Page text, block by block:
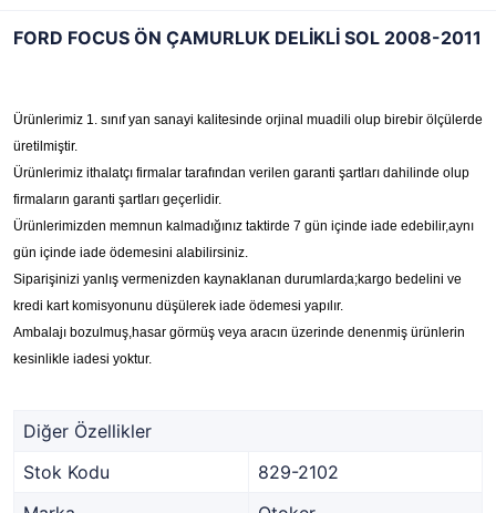
FORD FOCUS ÖN ÇAMURLUK DELİKLİ SOL 2008-2011
Ürünlerimiz 1. sınıf yan sanayi kalitesinde orjinal muadili olup birebir ölçülerde
üretilmiştir.
Ürünlerimiz ithalatçı firmalar tarafından verilen garanti şartları dahilinde olup
firmaların garanti şartları geçerlidir.
Ürünlerimizden memnun kalmadığınız taktirde 7 gün içinde iade edebilir,aynı
gün içinde iade ödemesini alabilirsiniz.
Siparişinizi yanlış vermenizden kaynaklanan durumlarda;kargo bedelini ve
kredi kart komisyonunu düşülerek iade ödemesi yapılır.
Ambalajı bozulmuş,hasar görmüş veya aracın üzerinde denenmiş ürünlerin
kesinlikle iadesi yoktur.
Diğer Özellikler
Stok Kodu
829-2102